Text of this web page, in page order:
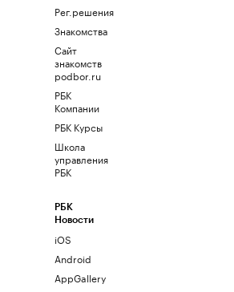
Рег.решения
Знакомства
Сайт
знакомств
podbor.ru
РБК
Компании
РБК Курсы
Школа
управления
РБК
РБК
Новости
iOS
Android
AppGallery